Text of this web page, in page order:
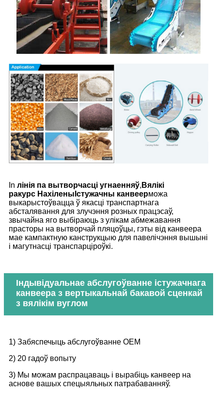
In лінія па вытворчасці угнаенняў, Вялікі
ракурс Нахілены Істужачны канвеерможа
выкарыстоўвацца ў якасці транспартнага
абсталявання для злучэння розных працэсаў,
звычайна яго выбіраюць з улікам абмежавання
прасторы на вытворчай пляцоўцы, гэты від канвеера
мае кампактную канструкцыю для павелічэння вышыні
і магутнасці транспарціроўкі.
Індывідуальнае абслугоўванне істужачнага
канвеера з вертыкальнай бакавой сценкай
з вялікім вуглом
1) Забяспечыць абслугоўванне OEM
2) 20 гадоў вопыту
3) Мы можам распрацаваць і вырабіць канвеер на
аснове вашых спецыяльных патрабаванняў.